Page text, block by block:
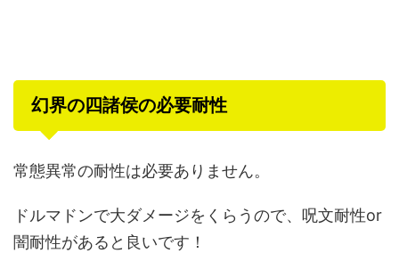
幻界の四諸侯の必要耐性
常態異常の耐性は必要ありません。
ドルマドンで大ダメージをくらうので、呪文耐性or
闇耐性があると良いです！